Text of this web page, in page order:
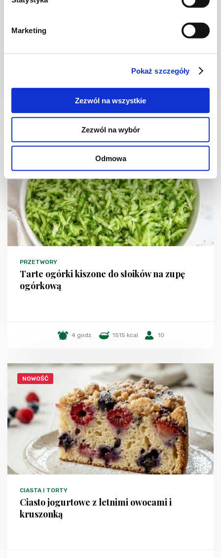
Marketing
Pokaż szczegóły
Zezwól na wszystkie
Zezwól na wybór
Odmowa
CIASTA I TORTY
frużeliną
4954 kcal
PRZETWORY
Tarte ogórki kiszone do słoików na zupę
ogórkową
4 godz. 1515 kcal 10
NOWOŚĆ
CIASTA I TORTY
Ciasto jogurtowe z letnimi owocami i
kruszonką